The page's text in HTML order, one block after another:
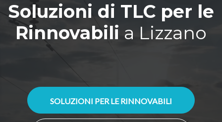
Soluzioni di TLC per le
Rinnovabili a Lizzano
SOLUZIONI PER LE RINNOVABILI